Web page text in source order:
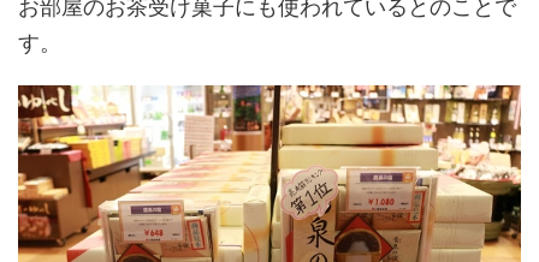
お部屋のお茶受け菓子にも使われているとのことで
す。